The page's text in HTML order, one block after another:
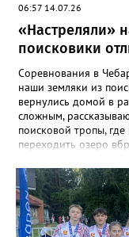
06:57 14.07.26
«Настреляли»
поисковики
Соревнования в
наши земляки из
вернулись домой в
сложным,
поисковой тропы,
переходить озеро
экспедициями и
финишировали
третьими. В
видеоролик, а также
экспотнатов и